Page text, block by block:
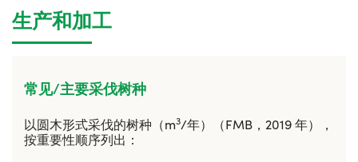
生产和加工
常见/主要采伐树种
以圆木形式采伐的树种（m3/年）（FMB，2019 年），
按重要性顺序列出：